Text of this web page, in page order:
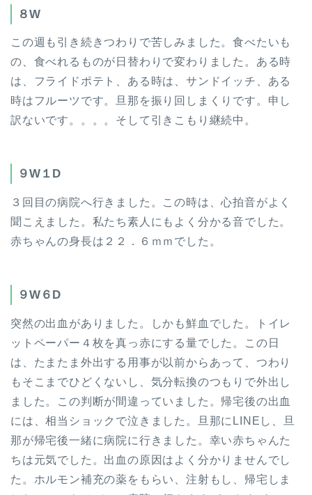
８W
この週も引き続きつわりで苦しみました。食べたいも
の、食べれるものが日替わりで変わりました。ある時
は、フライドポテト、ある時は、サンドイッチ、ある
時はフルーツです。旦那を振り回しまくりです。申し
訳ないです。。。。そして引きこもり継続中。
９W１D
３回目の病院へ行きました。この時は、心拍音がよく
聞こえました。私たち素人にもよく分かる音でした。
赤ちゃんの身長は２２．６ｍｍでした。
９W６D
突然の出血がありました。しかも鮮血でした。トイレ
ットペーパー４枚を真っ赤にする量でした。この日
は、たまたま外出する用事が以前からあって、つわり
もそこまでひどくないし、気分転換のつもりで外出し
ました。この判断が間違っていました。帰宅後の出血
には、相当ショックで泣きました。旦那にLINEし、旦
那が帰宅後一緒に病院に行きました。幸い赤ちゃんた
ちは元気でした。出血の原因はよく分かりませんでし
た。ホルモン補充の薬をもらい、注射もし、帰宅しま